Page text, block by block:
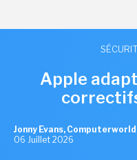
Apple
Jonny Evans,
06 Juillet 2026